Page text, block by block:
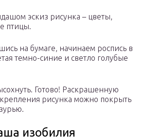
эскиз рисунка – цветы,
птицы.
на бумаге, начинаем роспись в
темно-синие и светло голубые
Готово! Раскрашенную
рисунка можно покрыть
изобилия